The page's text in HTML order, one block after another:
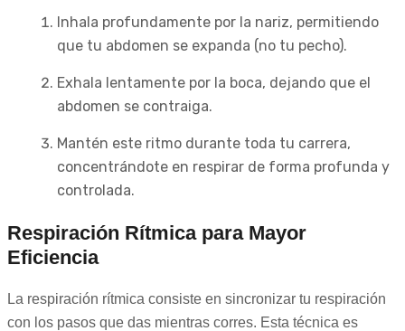
Inhala profundamente por la nariz, permitiendo
que tu abdomen se expanda (no tu pecho).
Exhala lentamente por la boca, dejando que el
abdomen se contraiga.
Mantén este ritmo durante toda tu carrera,
concentrándote en respirar de forma profunda y
controlada.
Respiración Rítmica para Mayor
Eficiencia
La respiración rítmica consiste en sincronizar tu respiración
con los pasos que das mientras corres. Esta técnica es